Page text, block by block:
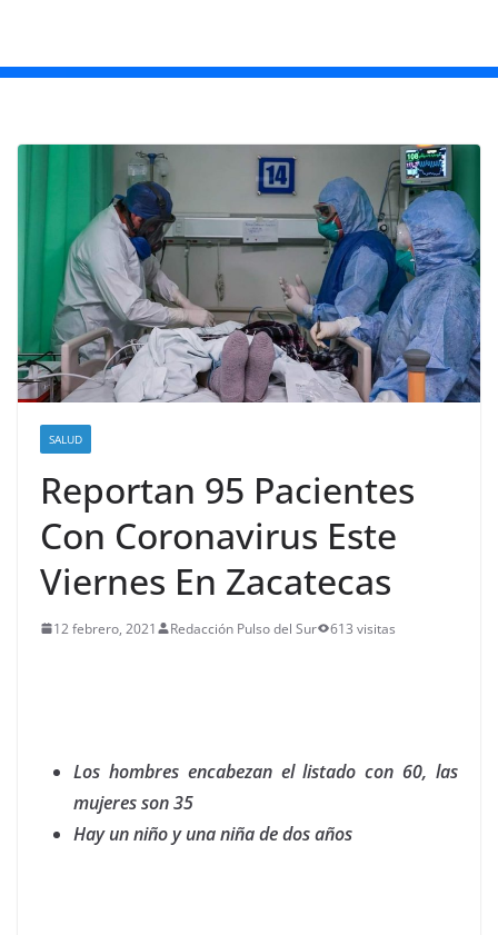
SALUD
Reportan 95 Pacientes
Con Coronavirus Este
Viernes En Zacatecas
12 febrero, 2021 Redacción Pulso del Sur 613 visitas
Los hombres encabezan el listado con 60, las
mujeres son 35
Hay un niño y una niña de dos años